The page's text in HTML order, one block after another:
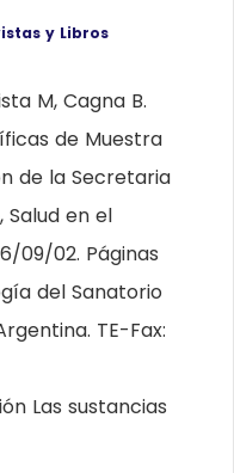
y Libros
M, Cagna B.
de Muestra
de la Secretaria
Salud en el
09/02. Páginas
del Sanatorio
TE-Fax:
Las sustancias